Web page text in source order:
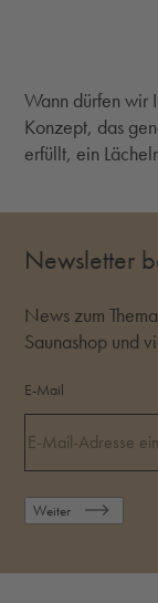
Wann dürfen wir
Konzept, das
erfüllt, ein
Newsletter
News zum
Saunashop und
E-Mail
Weiter